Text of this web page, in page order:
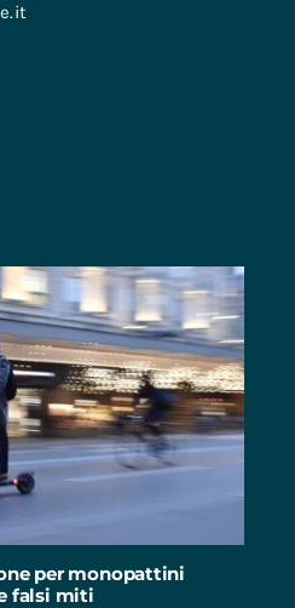
per monopattini
falsi miti